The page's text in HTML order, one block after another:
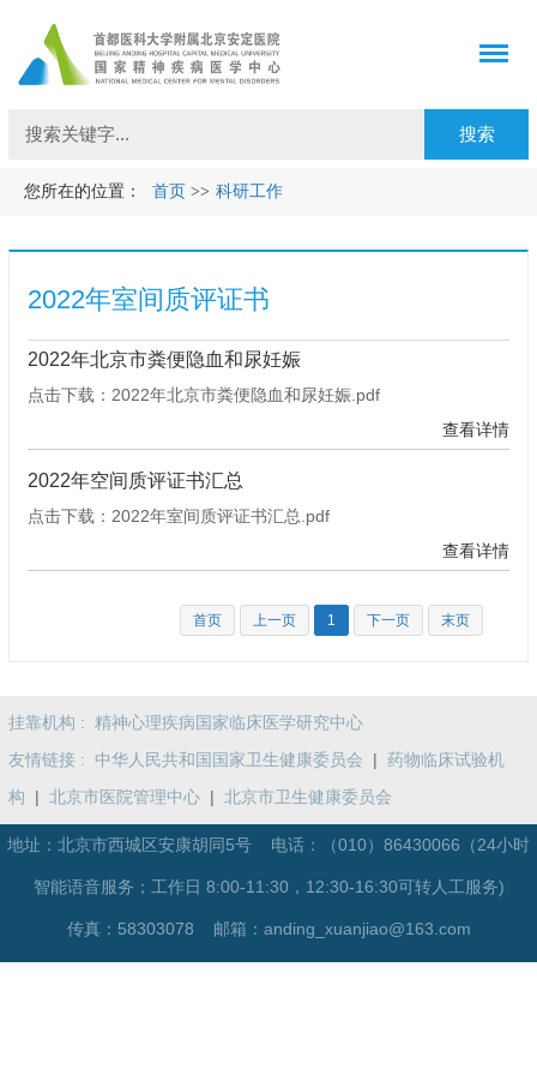
您所在的位置： 首页 >> 科研工作
2022年室间质评证书
2022年北京市粪便隐血和尿妊娠
点击下载：2022年北京市粪便隐血和尿妊娠.pdf
查看详情
2022年空间质评证书汇总
点击下载：2022年室间质评证书汇总.pdf
查看详情
首页 上一页 1 下一页 末页
挂靠机构 : 精神心理疾病国家临床医学研究中心
友情链接 : 中华人民共和国国家卫生健康委员会 | 药物临床试验机
构
| 北京市医院管理中心 | 北京市卫生健康委员会
地址：北京市西城区安康胡同5号 电话： （010）86430066（24小时
智能语音服务；工作日 8:00-11:30，12:30-16:30可转人工服务)
传真：58303078 邮箱：anding_xuanjiao@163.com